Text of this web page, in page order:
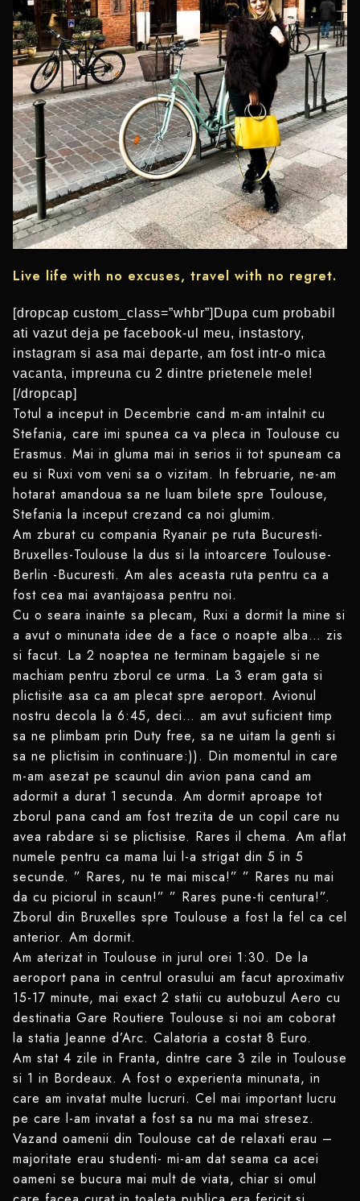
Live life with no excuses, travel with no regret.
[dropcap custom_class=”whbr”]Dupa cum probabil
ati vazut deja pe facebook-ul meu, instastory,
instagram si asa mai departe, am fost intr-o mica
vacanta, impreuna cu 2 dintre prietenele mele!
[/dropcap]
Totul a inceput in Decembrie cand m-am intalnit cu
Stefania, care imi spunea ca va pleca in Toulouse cu
Erasmus. Mai in gluma mai in serios ii tot spuneam ca
eu si Ruxi vom veni sa o vizitam. In februarie, ne-am
hotarat amandoua sa ne luam bilete spre Toulouse,
Stefania la inceput crezand ca noi glumim.
Am zburat cu compania Ryanair pe ruta Bucuresti-
Bruxelles-Toulouse la dus si la intoarcere Toulouse-
Berlin -Bucuresti. Am ales aceasta ruta pentru ca a
fost cea mai avantajoasa pentru noi.
Cu o seara inainte sa plecam, Ruxi a dormit la mine si
a avut o minunata idee de a face o noapte alba… zis
si facut. La 2 noaptea ne terminam bagajele si ne
machiam pentru zborul ce urma. La 3 eram gata si
plictisite asa ca am plecat spre aeroport. Avionul
nostru decola la 6:45, deci… am avut suficient timp
sa ne plimbam prin Duty free, sa ne uitam la genti si
sa ne plictisim in continuare:)). Din momentul in care
m-am asezat pe scaunul din avion pana cand am
adormit a durat 1 secunda. Am dormit aproape tot
zborul pana cand am fost trezita de un copil care nu
avea rabdare si se plictisise. Rares il chema. Am aflat
numele pentru ca mama lui l-a strigat din 5 in 5
secunde. ” Rares, nu te mai misca!” ” Rares nu mai
da cu piciorul in scaun!” ” Rares pune-ti centura!”.
Zborul din Bruxelles spre Toulouse a fost la fel ca cel
anterior. Am dormit.
Am aterizat in Toulouse in jurul orei 1:30. De la
aeroport pana in centrul orasului am facut aproximativ
15-17 minute, mai exact 2 statii cu autobuzul Aero cu
destinatia Gare Routiere Toulouse si noi am coborat
la statia Jeanne d’Arc. Calatoria a costat 8 Euro.
Am stat 4 zile in Franta, dintre care 3 zile in Toulouse
si 1 in Bordeaux. A fost o experienta minunata, in
care am invatat multe lucruri. Cel mai important lucru
pe care l-am invatat a fost sa nu ma mai stresez.
Vazand oamenii din Toulouse cat de relaxati erau –
majoritate erau studenti- mi-am dat seama ca acei
oameni se bucura mai mult de viata, chiar si omul